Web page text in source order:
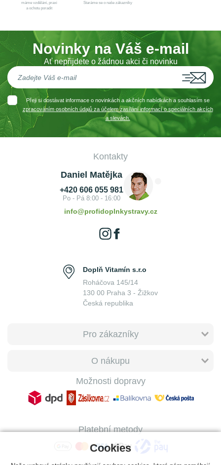
máme vzdělání, praxi
a ochotu poradit
Staráme se o naše zákazníky
Novinky na Váš e-mail
Ať nepřijdete o žádnou akci či novinku
Přeji si dostávat informace o novinkách a akčních nabídkách a souhlasím se
zpracováním osobních údajů za účelem zasílání informací o speciálních akcích
a slevách.
Kontakty
Daniel Matějka
+420 606 055 981
Po - Pá 8:00 - 16:00
info@profidoplnkystravy.cz
Doplň Vitamín s.r.o
Roháčova 145/14
130 00 Praha 3 - Žižkov
Česká republika
Pro zákazníky
O nákupu
Možnosti dopravy
Platební metody
Cookies